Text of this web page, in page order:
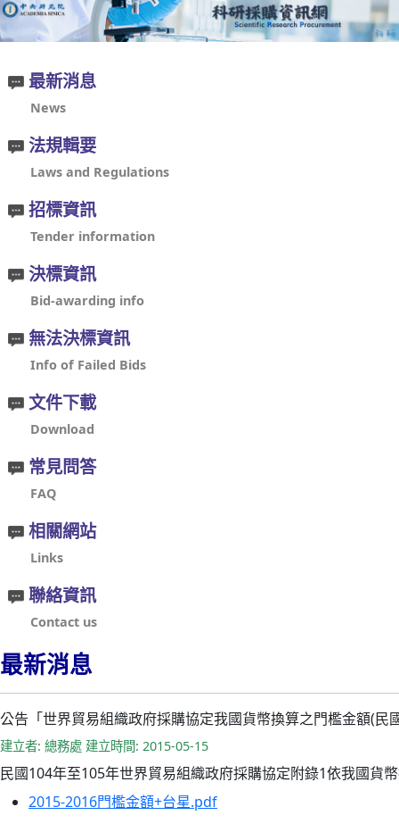
最新消息
News
法規輯要
Laws and Regulations
招標資訊
Tender information
決標資訊
Bid-awarding info
無法決標資訊
Info of Failed Bids
文件下載
Download
常見問答
FAQ
相關網站
Links
聯絡資訊
Contact us
最新消息
公告「世界貿易組織政府採購協定我國貨幣換算之門檻金額(民
建立者: 總務處 建立時間: 2015-05-15
民國104年至105年世界貿易組織政府採購協定附錄1依我國貨
2015-2016門檻金額+台星.pdf